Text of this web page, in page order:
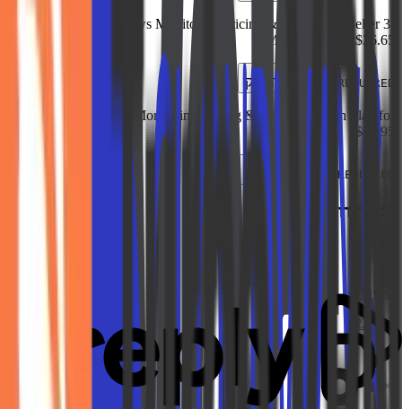
MoniVisor Windows Monitoring Pricing & Plans: Best Seller 3-
Month Plan for $26.65
NOT REQUIRED העתק
MoniVisor Windows Monitoring Pricing & Plans: 1-Month Plan for
$49.95
NOT REQUIRED העתק
חנויות דומות
עד ₪225